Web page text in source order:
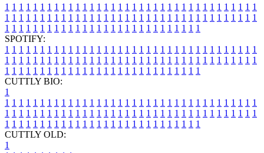
1 1 1 1 1 1 1 1 1 1 1 1 1 1 1 1 1 1 1 1 1 1 1 1 1 1 1 1 1 1 1 1 1 1 1 1
1 1 1 1 1 1 1 1 1 1 1 1 1 1 1 1 1 1 1 1 1 1 1 1 1 1 1 1 1 1 1 1 1 1 1 1
1 1 1 1 1 1 1 1 1 1 1 1 1 1 1 1 1 1 1 1 1 1 1 1 1 1 1 1
SPOTIFY:
1 1 1 1 1 1 1 1 1 1 1 1 1 1 1 1 1 1 1 1 1 1 1 1 1 1 1 1 1 1 1 1 1 1 1 1
1 1 1 1 1 1 1 1 1 1 1 1 1 1 1 1 1 1 1 1 1 1 1 1 1 1 1 1 1 1 1 1 1 1 1 1
1 1 1 1 1 1 1 1 1 1 1 1 1 1 1 1 1 1 1 1 1 1 1 1 1 1 1 1
CUTTLY BIO:
1
1 1 1 1 1 1 1 1 1 1 1 1 1 1 1 1 1 1 1 1 1 1 1 1 1 1 1 1 1 1 1 1 1 1 1 1
1 1 1 1 1 1 1 1 1 1 1 1 1 1 1 1 1 1 1 1 1 1 1 1 1 1 1 1 1 1 1 1 1 1 1 1
1 1 1 1 1 1 1 1 1 1 1 1 1 1 1 1 1 1 1 1 1 1 1 1 1 1 1 1
CUTTLY OLD:
1